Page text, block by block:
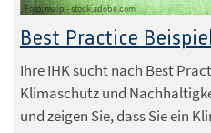
Foto: malp - stock.adobe.com
Best Practice
Ihre IHK sucht nach Best
Klimaschutz und
und zeigen Sie, dass Sie ein